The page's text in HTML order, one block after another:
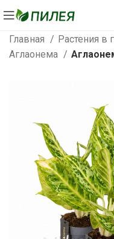
Главная Растения в
Аглаонема